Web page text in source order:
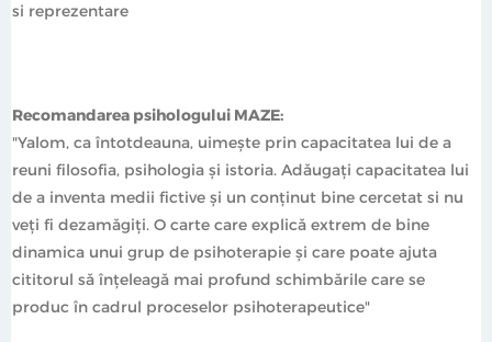
si reprezentare
Recomandarea psihologului MAZE:
"Yalom, ca întotdeauna, uimește prin capacitatea lui de a
reuni filosofia, psihologia și istoria. Adăugați capacitatea lui
de a inventa medii fictive și un conținut bine cercetat si nu
veți fi dezamăgiți. O carte care explică extrem de bine
dinamica unui grup de psihoterapie și care poate ajuta
cititorul să înțeleagă mai profund schimbările care se
produc în cadrul proceselor psihoterapeutice"